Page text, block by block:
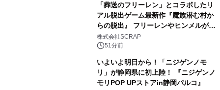
「葬送のフリーレン」とコラボしたリ
アル脱出ゲーム最新作『魔族潜む村か
らの脱出』 フリーレンやヒンメルが武
器を手に魔族を見据える描き下ろしメ
インビジュアル公開
株式会社SCRAP
51分前
いよいよ明日から！「ニジゲンノモ
リ」が静岡県に初上陸！ 『ニジゲンノ
モリPOP UPストアin静岡パルコ』